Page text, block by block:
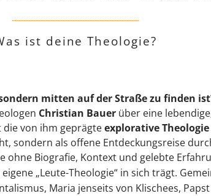
ist deine Theologie?
mitten auf der Straße zu finden
Christian Bauerüber eine
von ihm geprägteexplorative Theologie
sondern als offene Entdeckungsreise
ohne Biografie, Kontext und gelebte
„Leute-Theologie“ in sich trägt.
Maria jenseits von Klischees,